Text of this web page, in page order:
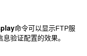
命令可以显示FTP服
验证配置的效果。